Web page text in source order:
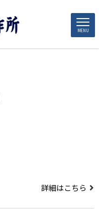
MENU
詳細はこちら